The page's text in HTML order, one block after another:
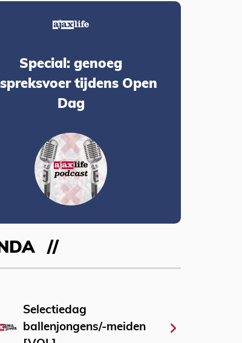
Special: genoeg
tijdens Open
Dag
Selectiedag
ballenjongens/-meiden